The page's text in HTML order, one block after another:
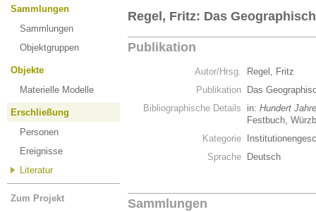
Sammlungen
Sammlungen
Objektgruppen
Objekte
Materielle Modelle
Erschließung
Personen
Ereignisse
Literatur
Zum Projekt
Regel, Fritz: Das
Publikation
Autor/Hrsg.
Regel, Fritz
Publikation
Das
Bibliographische Details
in: Hundert
Festbuch,
Kategorie
Sprache
Deutsch
Sammlungen